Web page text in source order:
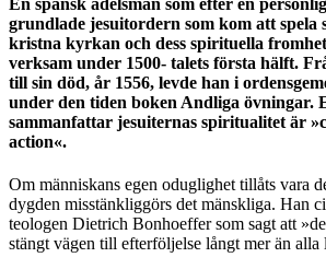
grundlade jesuitordern som kom att spela
kristna kyrkan och dess spirituella
verksam under 1500- talets första hälft.
till sin död, år 1556, levde han i
under den tiden boken Andliga övningar.
sammanfattar jesuiternas spiritualitet är
action«.
Om människans egen oduglighet tillåts vara
dygden misstänkliggörs det mänskliga. Han
teologen Dietrich Bonhoeffer som sagt att
stängt vägen till efterföljelse långt mer än alla